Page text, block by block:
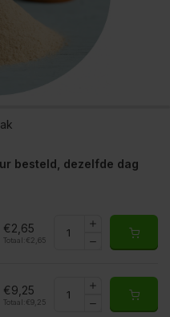
besteld, dezelfde dag
€2,65
Totaal: €2,65
€9,25
Totaal: €9,25